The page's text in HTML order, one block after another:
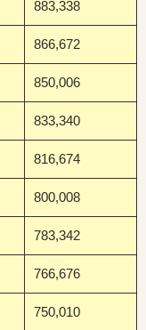
883,338
866,672
850,006
833,340
816,674
800,008
783,342
766,676
750,010